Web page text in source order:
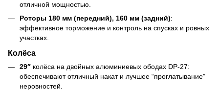
отличной мощностью.
Роторы 180 мм (передний), 160 мм (задний):
эффективное торможение и контроль на спусках и ровных
участках.
Колёса
29″ колёса на двойных алюминиевых ободах DP-27:
обеспечивают отличный накат и лучшее “проглатывание”
неровностей.